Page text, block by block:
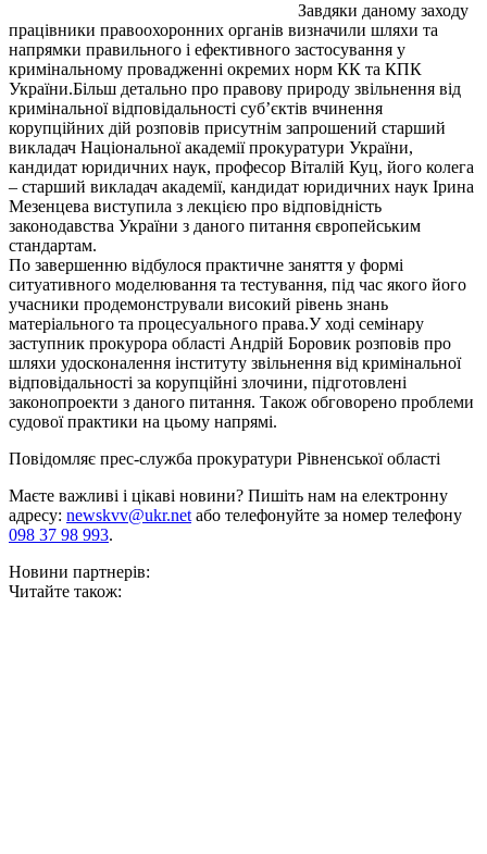
Завдяки даному заходу
працівники правоохоронних органів визначили шляхи та
напрямки правильного і ефективного застосування у
кримінальному провадженні окремих норм КК та КПК
України.Більш детально про правову природу звільнення від
кримінальної відповідальності суб’єктів вчинення
корупційних дій розповів присутнім запрошений старший
викладач Національної академії прокуратури України,
кандидат юридичних наук, професор Віталій Куц, його колега
– старший викладач академії, кандидат юридичних наук Ірина
Мезенцева виступила з лекцією про відповідність
законодавства України з даного питання європейським
стандартам.
По завершенню відбулося практичне заняття у формі
ситуативного моделювання та тестування, під час якого його
учасники продемонстрували високий рівень знань
матеріального та процесуального права.У ході семінару
заступник прокурора області Андрій Боровик розповів про
шляхи удосконалення інституту звільнення від кримінальної
відповідальності за корупційні злочини, підготовлені
законопроекти з даного питання. Також обговорено проблеми
судової практики на цьому напрямі.
Повідомляє прес-служба прокуратури Рівненської області
Маєте важливі і цікаві новини? Пишіть нам на електронну
адресу: newskvv@ukr.netабо телефонуйте за номер телефону
098 37 98 993.
Новини партнерів:
Читайте також: